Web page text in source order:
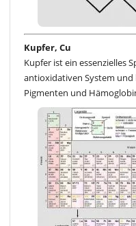
Kupfer, Cu
Kupfer ist ein essenzielles
antioxidativen System und
Pigmenten und